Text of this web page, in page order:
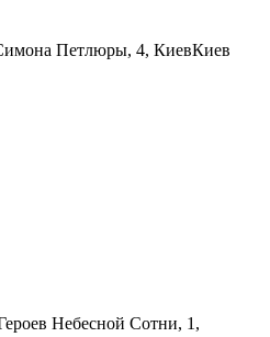
Петлюры, 4, КиевКиев
Небесной Сотни, 1,